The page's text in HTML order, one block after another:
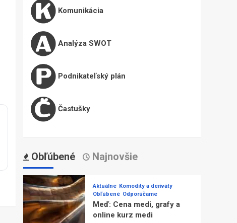
Komunikácia
Analýza SWOT
Podnikateľský plán
Častušky
Obľúbené Najnovšie
Aktuálne Komodity a deriváty
Obľúbené Odporúčame
Meď: Cena medi, grafy a
online kurz medi